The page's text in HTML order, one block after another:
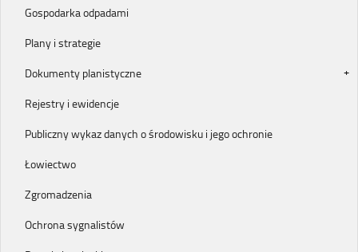
Gospodarka odpadami
Plany i strategie
Dokumenty planistyczne
Rejestry i ewidencje
Publiczny wykaz danych o środowisku i jego ochronie
Łowiectwo
Zgromadzenia
Ochrona sygnalistów